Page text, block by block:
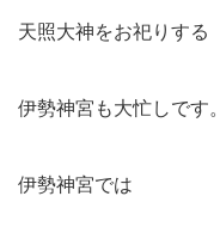
天照大神をお祀りする
伊勢神宮も大忙しです。
伊勢神宮では